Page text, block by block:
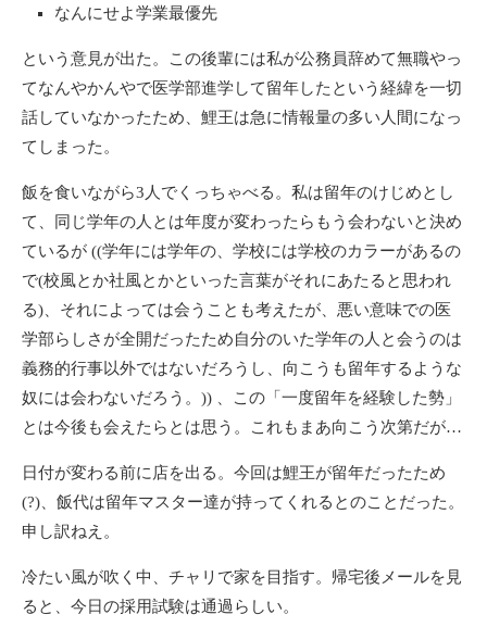
なんにせよ学業最優先
という意見が出た。この後輩には私が公務員辞めて無職やっ
てなんやかんやで医学部進学して留年したという経緯を一切
話していなかったため、鯉王は急に情報量の多い人間になっ
てしまった。
飯を食いながら3人でくっちゃべる。私は留年のけじめとし
て、同じ学年の人とは年度が変わったらもう会わないと決め
ているが ((学年には学年の、学校には学校のカラーがあるの
で(校風とか社風とかといった言葉がそれにあたると思われ
る)、それによっては会うことも考えたが、悪い意味での医
学部らしさが全開だったため自分のいた学年の人と会うのは
義務的行事以外ではないだろうし、向こうも留年するような
奴には会わないだろう。)) 、この「一度留年を経験した勢」
とは今後も会えたらとは思う。これもまあ向こう次第だが…
日付が変わる前に店を出る。今回は鯉王が留年だったため
(?)、飯代は留年マスター達が持ってくれるとのことだった。
申し訳ねえ。
冷たい風が吹く中、チャリで家を目指す。帰宅後メールを見
ると、今日の採用試験は通過らしい。